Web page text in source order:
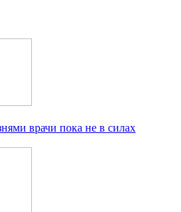
врачи пока не в силах